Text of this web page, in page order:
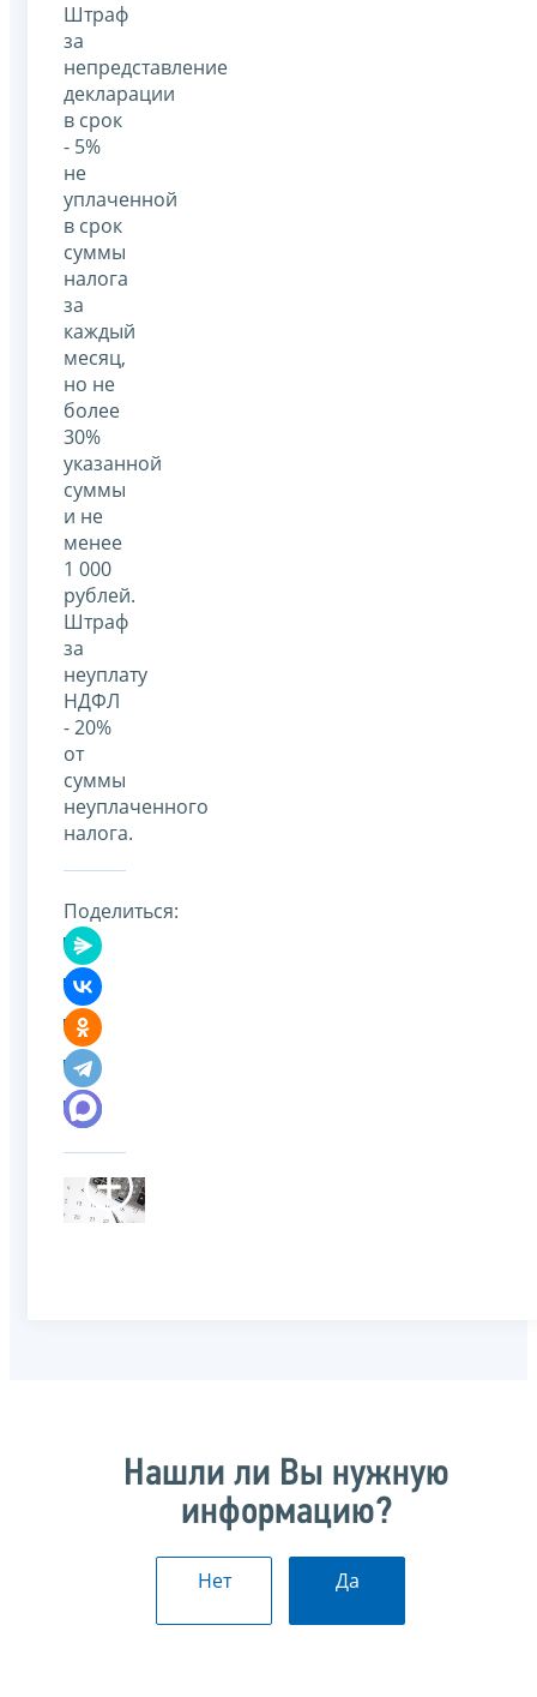
Штраф
за
непредставление
декларации
в срок
- 5%
не
уплаченной
в срок
суммы
налога
за
каждый
месяц,
но не
более
30%
указанной
суммы
и не
менее
1 000
рублей.
Штраф
за
неуплату
НДФЛ
- 20%
от
суммы
неуплаченного
налога.
Поделиться:
Нашли ли Вы нужную
информацию?
Нет Да